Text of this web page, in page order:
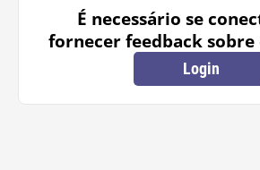
É necessário se
fornecer feedback
Login